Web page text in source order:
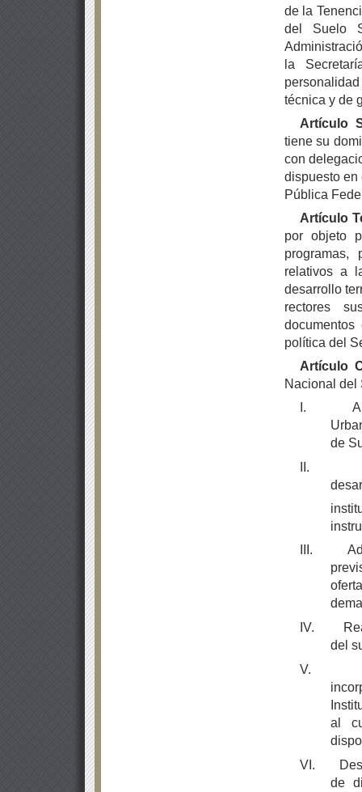
de la
del Suelo
la
técnica y de
Artículo
tiene su
con
dispuesto en
Pública
Artículo
por objeto
programas,
relativos a
desarrollo
rectores
política del
Artículo
Nacional del
I.
de
II.
III.
IV.
del
V.
al
VI.
de